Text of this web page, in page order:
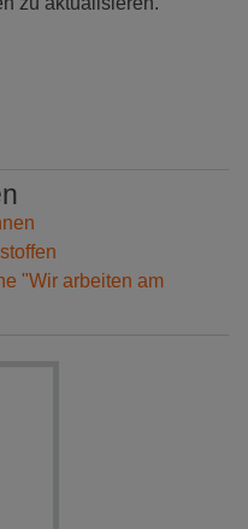
"Wir arbeiten am